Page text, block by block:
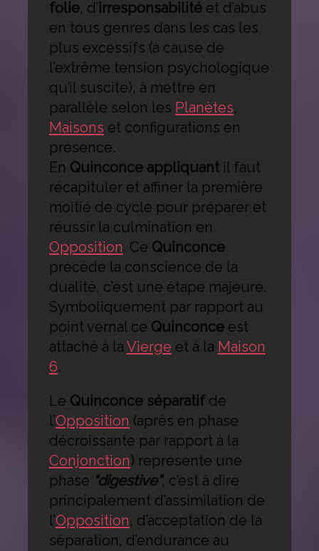
folie, d’irresponsabilitéet d’abus
en tous genres dans les cas les
plus excessifs (à cause de
l’extrême tension psychologique
qu’il suscite), à mettre en
parallèle selon les Planètes,
Maisons et configurations en
présence.
En Quinconce appliquantil faut
récapituler et affiner la première
moitié de cycle pour préparer et
réussir la culmination en
Opposition. Ce Quinconce
précède la conscience de la
dualité, c’est une étape majeure.
Symboliquement par rapport au
point vernal ce Quinconceest
attaché à la Vierge et à la Maison
6.
Le Quinconce séparatifde
l’Opposition (après en phase
décroissante par rapport à la
Conjonction) représente une
phase “digestive”, c’est à dire
principalement d’assimilation de
l’Opposition, d’acceptation de la
séparation, d’endurance au